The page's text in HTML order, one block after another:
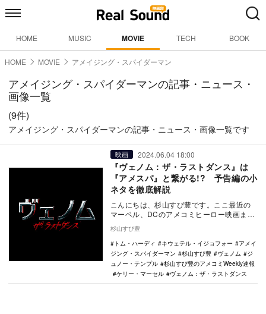
HOME MUSIC MOVIE TECH BOOK
HOME MOVIE アメイジング・スパイダーマン
アメイジング・スパイダーマンの記事・ニュース・
画像一覧
(9件)
アメイジング・スパイダーマンの記事・ニュース・画像一覧です
映画 2024.06.04 18:00
『ヴェノム：ザ・ラストダンス』は
『アメスパ』と繋がる!? 予告編の小
ネタを徹底解説
こんにちは、杉山すぴ豊です。ここ最近の
マーベル、DCのアメコミヒーロー映画まわ
解説付きでお…
杉山すぴ豊
トム・ハーディ
キウェテル・イジョフォー
アメイ
ジング・スパイダーマン
杉山すぴ豊 ヴェノム
ジ
ュノー・テンプル
杉山すぴ豊のアメコミWeekly速報
ケリー・マーセル
ヴェノム：ザ・ラストダンス